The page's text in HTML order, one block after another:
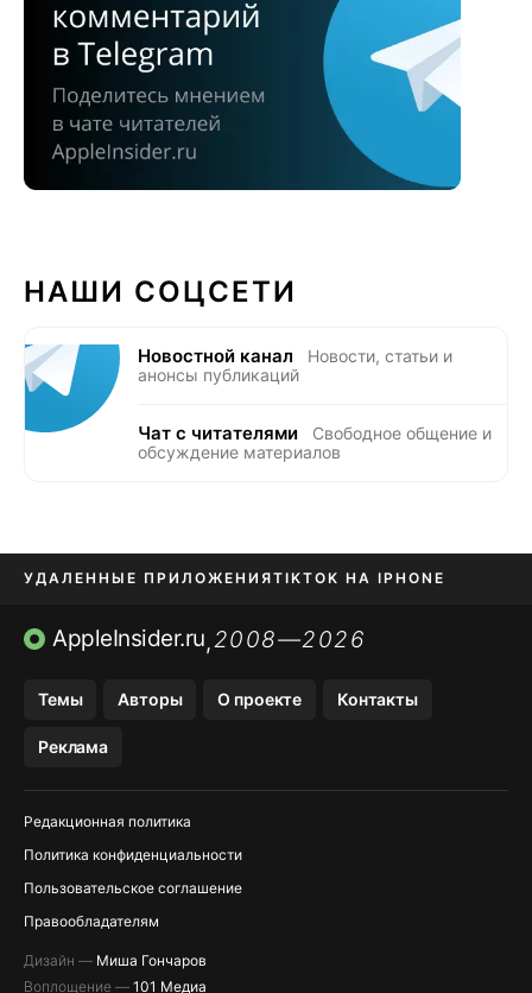
НАШИ СОЦСЕТИ
Новостной канал
Новости, статьи и
анонсы публикаций
Чат с читателями
Свободное общение и
обсуждение материалов
УДАЛЕННЫЕ ПРИЛОЖЕНИЯTIKTOK НА IPHONE
ПРИЛОЖЕНИЯ БЕЗ APP STORE
AppleInsider.ru,2008—2026
Темы Авторы О проекте Контакты
Реклама
Редакционная политика
Политика конфиденциальности
Пользовательское соглашение
Правообладателям
Дизайн — Миша Гончаров
Воплощение — 101 Медиа